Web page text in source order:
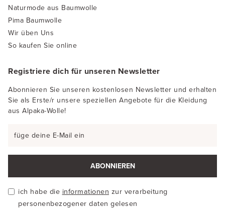
Naturmode aus Baumwolle
Pima Baumwolle
Wir üben Uns
So kaufen Sie online
Registriere dich für unseren Newsletter
Abonnieren Sie unseren kostenlosen Newsletter und erhalten
Sie als Erste/r unsere speziellen Angebote für die Kleidung
aus Alpaka-Wolle!
ABONNIEREN
ich habe die informationen zur verarbeitung
personenbezogener daten gelesen